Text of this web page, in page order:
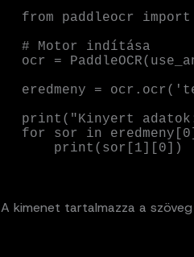
from paddleocr import
# Motor indítása
ocr =
eredmeny =
print("Kinyert
for sor in
    print(sor[1][0])
A kimenet tartalmazza a